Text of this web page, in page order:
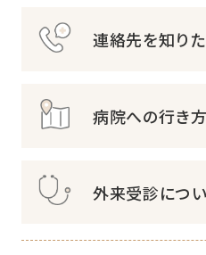
連絡先を知り
病院への行き
外来受診につ